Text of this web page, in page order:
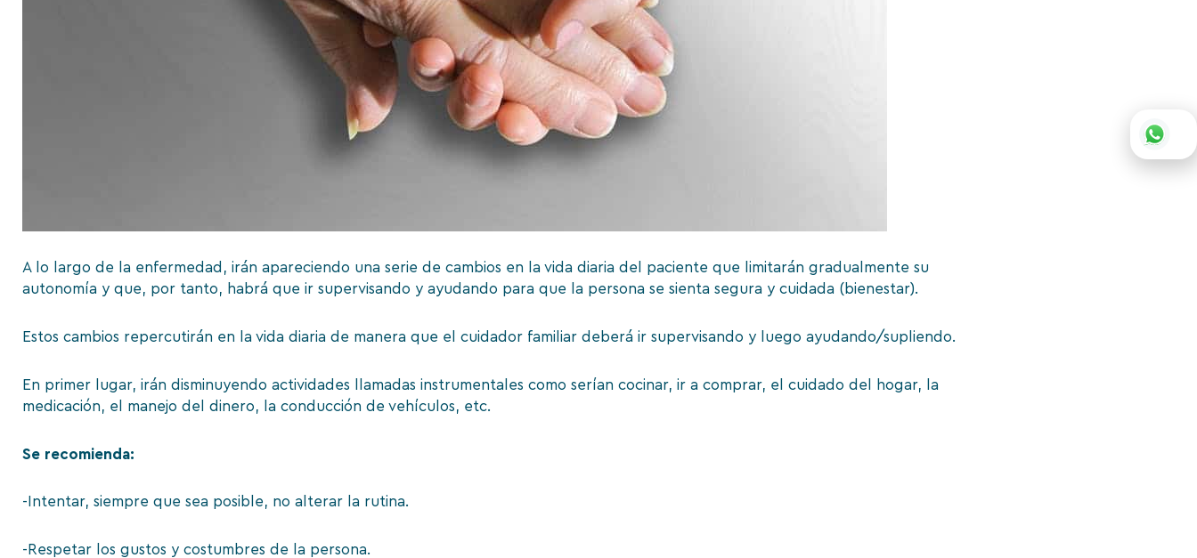
A lo largo de la enfermedad, irán apareciendo una serie de cambios en la vida diaria del paciente que limitarán gradualmente su
autonomía y que, por tanto, habrá que ir supervisando y ayudando para que la persona se sienta segura y cuidada (bienestar).
Estos cambios repercutirán en la vida diaria de manera que el cuidador familiar deberá ir supervisando y luego ayudando/supliendo.
En primer lugar, irán disminuyendo actividades llamadas instrumentales como serían cocinar, ir a comprar, el cuidado del hogar, la
medicación, el manejo del dinero, la conducción de vehículos, etc.
Se recomienda:
-Intentar, siempre que sea posible, no alterar la rutina.
-Respetar los gustos y costumbres de la persona.